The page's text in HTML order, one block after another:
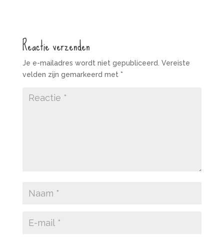
Reactie verzenden
Je e-mailadres wordt niet gepubliceerd. Vereiste
velden zijn gemarkeerd met *